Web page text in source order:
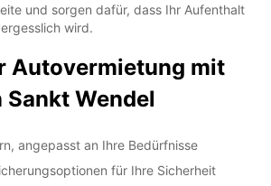
und sorgen dafür, dass Ihr Aufenthalt
wird.
Autovermietung mit
Sankt Wendel
angepasst an Ihre Bedürfnisse
für Ihre Sicherheit